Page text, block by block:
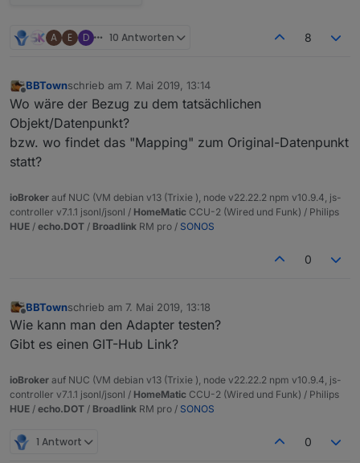
A E D 10 Antworten 8
Offline
BBTownschrieb am 7. Mai 2019, 13:14
zuletzt editiert von
Wo wäre der Bezug zu dem tatsächlichen
Objekt/Datenpunkt?
bzw. wo findet das "Mapping" zum Original-Datenpunkt
statt?
ioBroker auf NUC (VM debian v13 (Trixie ), node v22.22.2 npm v10.9.4, js-
controller v7.1.1 jsonl/jsonl / HomeMatic CCU-2 (Wired und Funk) / Philips
HUE / echo.DOT / Broadlink RM pro / SONOS
0
Offline
BBTownschrieb am 7. Mai 2019, 13:18
zuletzt editiert von
Wie kann man den Adapter testen?
Gibt es einen GIT-Hub Link?
ioBroker auf NUC (VM debian v13 (Trixie ), node v22.22.2 npm v10.9.4, js-
controller v7.1.1 jsonl/jsonl / HomeMatic CCU-2 (Wired und Funk) / Philips
HUE / echo.DOT / Broadlink RM pro / SONOS
1 Antwort 0